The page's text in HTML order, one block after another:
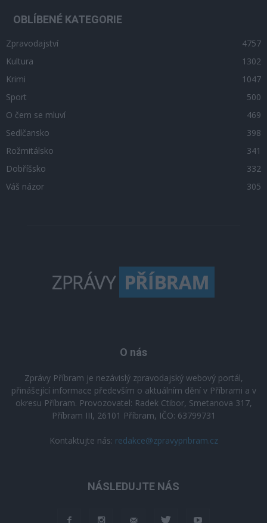
OBLÍBENÉ KATEGORIE
Zpravodajství
4757
Kultura
1302
Krimi
1047
Sport
500
O čem se mluví
469
Sedlčansko
398
Rožmitálsko
341
Dobříšsko
332
Váš názor
305
O nás
Zprávy Příbram je nezávislý zpravodajský webový portál,
přinášející informace především o aktuálním dění v Příbrami a v
okresu Příbram. Provozovatel: Radek Ctibor, Smetanova 317,
Příbram III, 26101 Příbram, IČO: 63799731
Kontaktujte nás: redakce@zpravypribram.cz
NÁSLEDUJTE NÁS